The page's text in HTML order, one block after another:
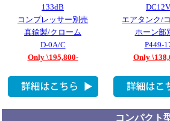
133dB
コンプレッサー別売
真鍮製/クローム
D-0A/C
Only \195,800-
DC12V
エアタンク/
ホーン部
P449-
Only
コンパクト